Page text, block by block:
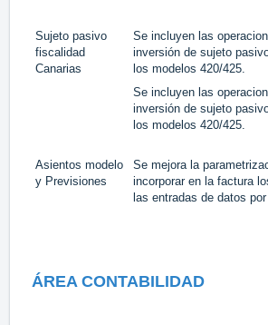
Sujeto pasivo
fiscalidad
Canarias
Se incluyen las
inversión de sujeto
los modelos 420/425.
Se incluyen las
inversión de sujeto
los modelos 420/425.
Asientos modelo
y Previsiones
Se mejora la
incorporar en la factura
las entradas de datos
ÁREA CONTABILIDAD